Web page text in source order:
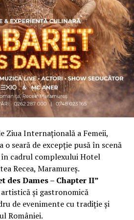
în 2019, dintr-un context
la întrebări despre
organic și a ajuns astăzi
comunități de femei
cu prezență fizică în mai
Cluj-Napoca.
spune clujeancaCarmen
Antreprenoare.ro. Din această
la Cluj
din Cluj-Napoca
diferite. Câteva dintre ele:
SEO, spune că a fi vizibilă
cu brandul companiei pe care o
țintă. Mesajul ei pentru
Ziua Internațională a Femeii,
seară de excepție pusă în scenă
cadrul complexului Hotel
Recea, Maramureș.
des Dames – Chapter II”
și gastronomică
de evenimente cu tradiție și
României.